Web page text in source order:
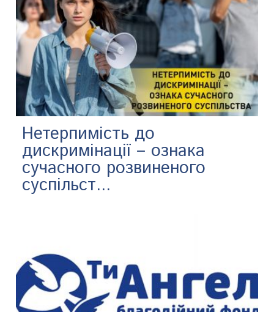
Нетерпимість до
дискримінації – ознака
сучасного розвиненого
суспільст...